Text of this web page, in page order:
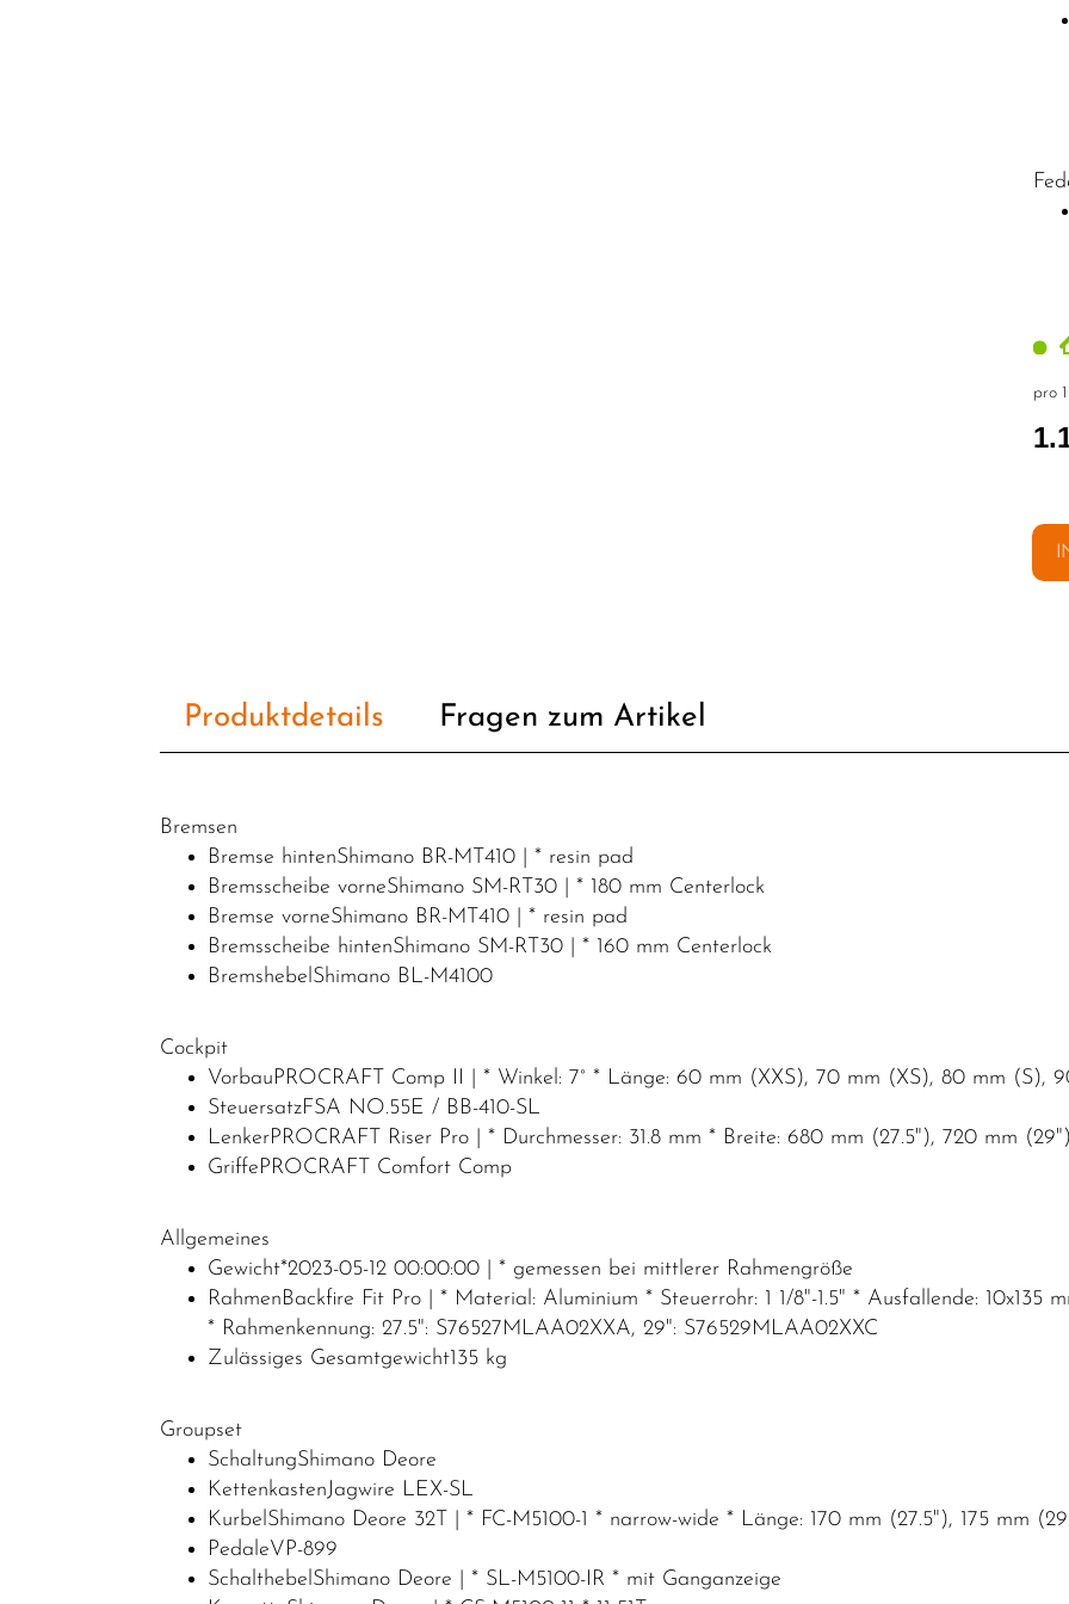
pro
Produktdetails Fragen zum Artikel
Bremsen
Bremse hintenShimano BR-MT410 | * resin pad
Bremsscheibe vorneShimano SM-RT30 | * 180 mm Centerlock
Bremse vorneShimano BR-MT410 | * resin pad
Bremsscheibe hintenShimano SM-RT30 | * 160 mm Centerlock
BremshebelShimano BL-M4100
Cockpit
VorbauPROCRAFT Comp II | * Winkel: 7° * Länge: 60 mm (XXS), 70 mm (XS), 80 mm (S),
SteuersatzFSA NO.55E / BB-410-SL
LenkerPROCRAFT Riser Pro | * Durchmesser: 31.8 mm * Breite: 680 mm (27.5"), 720 mm
GriffePROCRAFT Comfort Comp
Allgemeines
Gewicht*2023-05-12 00:00:00 | * gemessen bei mittlerer Rahmengröße
RahmenBackfire Fit Pro | * Material: Aluminium * Steuerrohr: 1 1/8"-1.5" * Ausfallende: 10x135
* Rahmenkennung: 27.5": S76527MLAA02XXA, 29": S76529MLAA02XXC
Zulässiges Gesamtgewicht135 kg
Groupset
SchaltungShimano Deore
KettenkastenJagwire LEX-SL
KurbelShimano Deore 32T | * FC-M5100-1 * narrow-wide * Länge: 170 mm (27.5"), 175 mm
PedaleVP-899
SchalthebelShimano Deore | * SL-M5100-IR * mit Ganganzeige